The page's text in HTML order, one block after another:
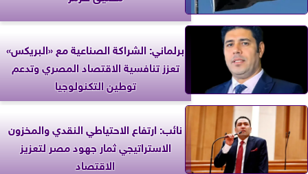
برلماني: الشراكة الصناعية مع «البريكس»
تعزز تنافسية الاقتصاد المصري وتدعم
توطين التكنولوجيا
نائب: ارتفاع الاحتياطي النقدي والمخزون
الاستراتيجي ثمار جهود مصر لتعزيز
الاقتصاد